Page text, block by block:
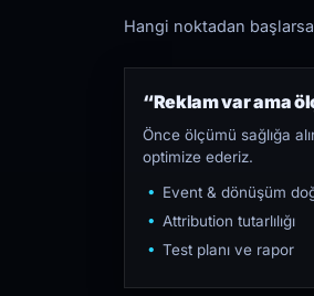
Hangi noktadan
“Reklam var ama
Önce ölçümü sağlığa
optimize ederiz.
Event & dönüşüm
Attribution tutarlılığı
Test planı ve rapor